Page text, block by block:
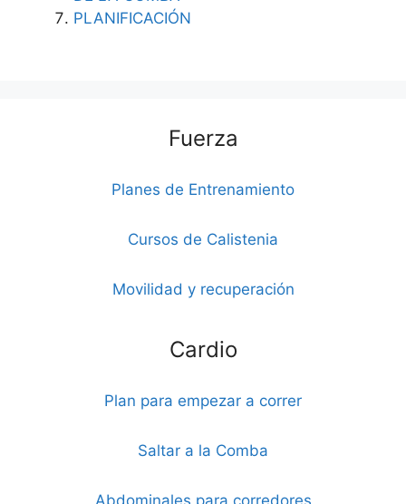
PLANIFICACIÓN
Fuerza
Planes de Entrenamiento
Cursos de Calistenia
Movilidad y recuperación
Cardio
Plan para empezar a correr
Saltar a la Comba
Abdominales para corredores